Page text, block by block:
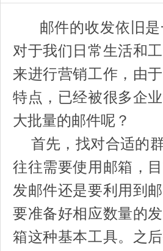
邮件的收发依旧
对于我们日常生活和
来进行营销工作，由
特点，已经被很多企
大批量的邮件呢？
首先，找对合适的
往往需要使用邮箱，
发邮件还是要利用到
要准备好相应数量的
箱这种基本工具。之